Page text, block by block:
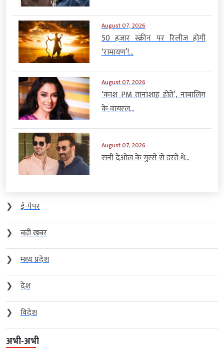
August 07, 2026
50 हजार स्क्रीन पर रिलीज होगी
‘रामायण’!...
August 07, 2026
‘काश PM तानाशाह होते’, नाबालिग
के वायरल...
August 07, 2026
सनी देओल के गुस्से से डरते थे...
❯
ई-पेपर
❯
बड़ी खबर
❯
मध्य प्रदेश
❯
देश
❯
विदेश
अभी-अभी